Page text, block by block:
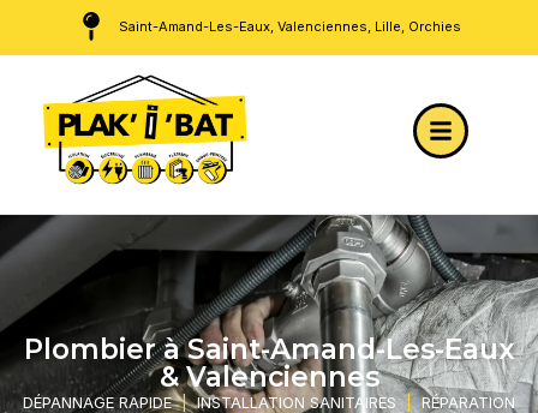
Saint-Amand-Les-Eaux, Valenciennes, Lille, Orchies
Plombier à Saint-Amand-Les-Eaux
& Valenciennes
DÉPANNAGE RAPIDE|INSTALLATION SANITAIRES |RÉPARATION